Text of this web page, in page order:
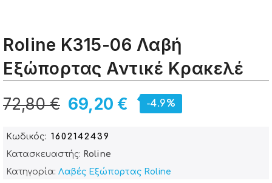
Roline K315-06 Λαβή
Εξώπορτας Αντικέ Κρακελέ
69,20 €
72,80 € -4.9%
Κωδικός
1602142439
Κατασκευαστής: Roline
Κατηγορία: Λαβές Εξώπορτας Roline